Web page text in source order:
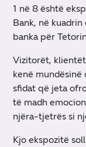
1 në 8 është
Bank, në
banka për
Vizitorët,
kenë
sfidat që jeta
të madh
njëra-tjetrës si
Kjo ekspozitë